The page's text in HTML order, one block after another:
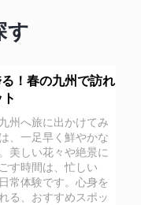
す
！春の九州で訪れ
州へ旅に出かけてみ
、一足早く鮮やかな
美しい花々や絶景に
す時間は、忙しい
常体験です。心身を
る、おすすめスポッ